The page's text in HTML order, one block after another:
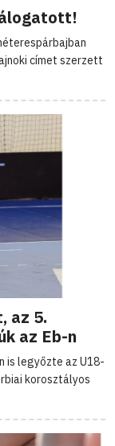
címet szerzett
az 5.
az Eb-n
is legyőzte az U18-
korosztályos